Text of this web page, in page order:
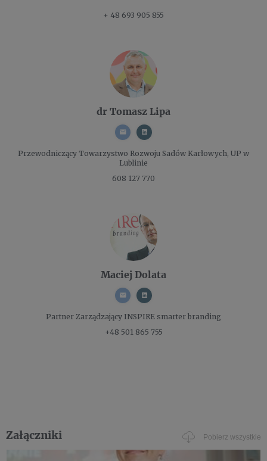
+ 48 693 905 855
dr Tomasz Lipa
Przewodniczący Towarzystwo Rozwoju Sadów Karłowych, UP w
Lublinie
608 127 770
Maciej Dolata
Partner Zarządzający INSPIRE smarter branding
+48 501 865 755
Załączniki Pobierz wszystkie